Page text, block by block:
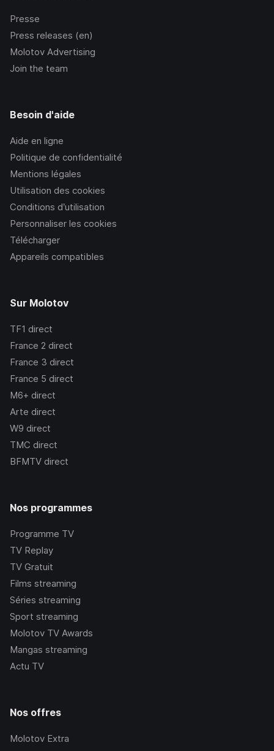
Presse
Press releases (en)
Molotov Advertising
Join the team
Besoin d'aide
Aide en ligne
Politique de confidentialité
Mentions légales
Utilisation des cookies
Conditions d’utilisation
Personnaliser les cookies
Télécharger
Appareils compatibles
Sur Molotov
TF1 direct
France 2 direct
France 3 direct
France 5 direct
M6+ direct
Arte direct
W9 direct
TMC direct
BFMTV direct
Nos programmes
Programme TV
TV Replay
TV Gratuit
Films streaming
Séries streaming
Sport streaming
Molotov TV Awards
Mangas streaming
Actu TV
Nos offres
Molotov Extra